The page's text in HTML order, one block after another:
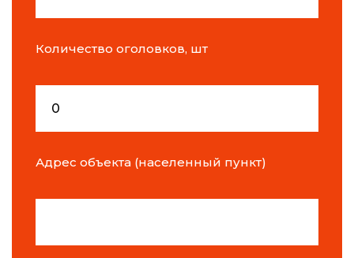
Количество оголовков, шт
Адрес объекта (населенный пункт)